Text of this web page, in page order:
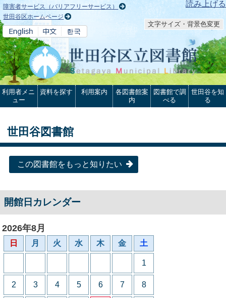
本文へ 読み上げる
障害者サービス（バリアフリーサービス）
世田谷区ホームページ
文字サイズ・背景色変更
利用者メニ
ュー
資料を探す 利用案内
各図書館案
内
図書館で調
べる
世田谷を知
る
世田谷図書館
この図書館をもっと知りたい
開館日カレンダー
2026年8月
日 月 火 水 木 金 土
1
2 3 4 5 6 7 8